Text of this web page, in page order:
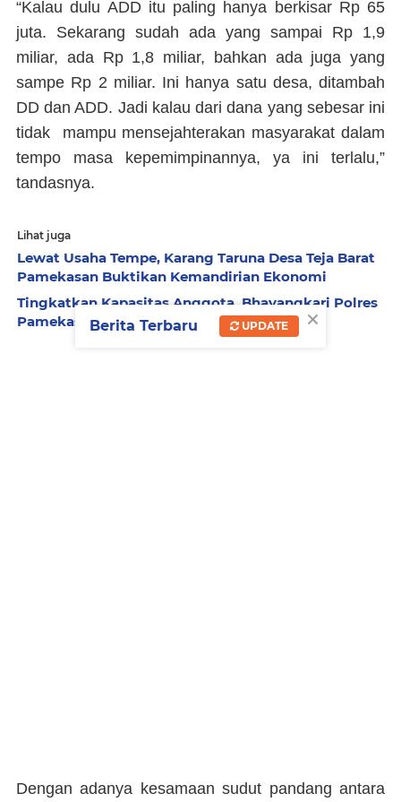
“Kalau dulu ADD itu paling hanya berkisar Rp 65
juta. Sekarang sudah ada yang sampai Rp 1,9
miliar, ada Rp 1,8 miliar, bahkan ada juga yang
sampe Rp 2 miliar. Ini hanya satu desa, ditambah
DD dan ADD. Jadi kalau dari dana yang sebesar ini
tidak mampu mensejahterakan masyarakat dalam
tempo masa kepemimpinannya, ya ini terlalu,”
tandasnya.
Lihat juga
Lewat Usaha Tempe, Karang Taruna Desa Teja Barat
Pamekasan Buktikan Kemandirian Ekonomi
Tingkatkan Kapasitas Anggota, Bhayangkari Polres
Pamekasan Ikuti Pelatihan Table Manner
Dengan adanya kesamaan sudut pandang antara
×
Berita Terbaru UPDATE